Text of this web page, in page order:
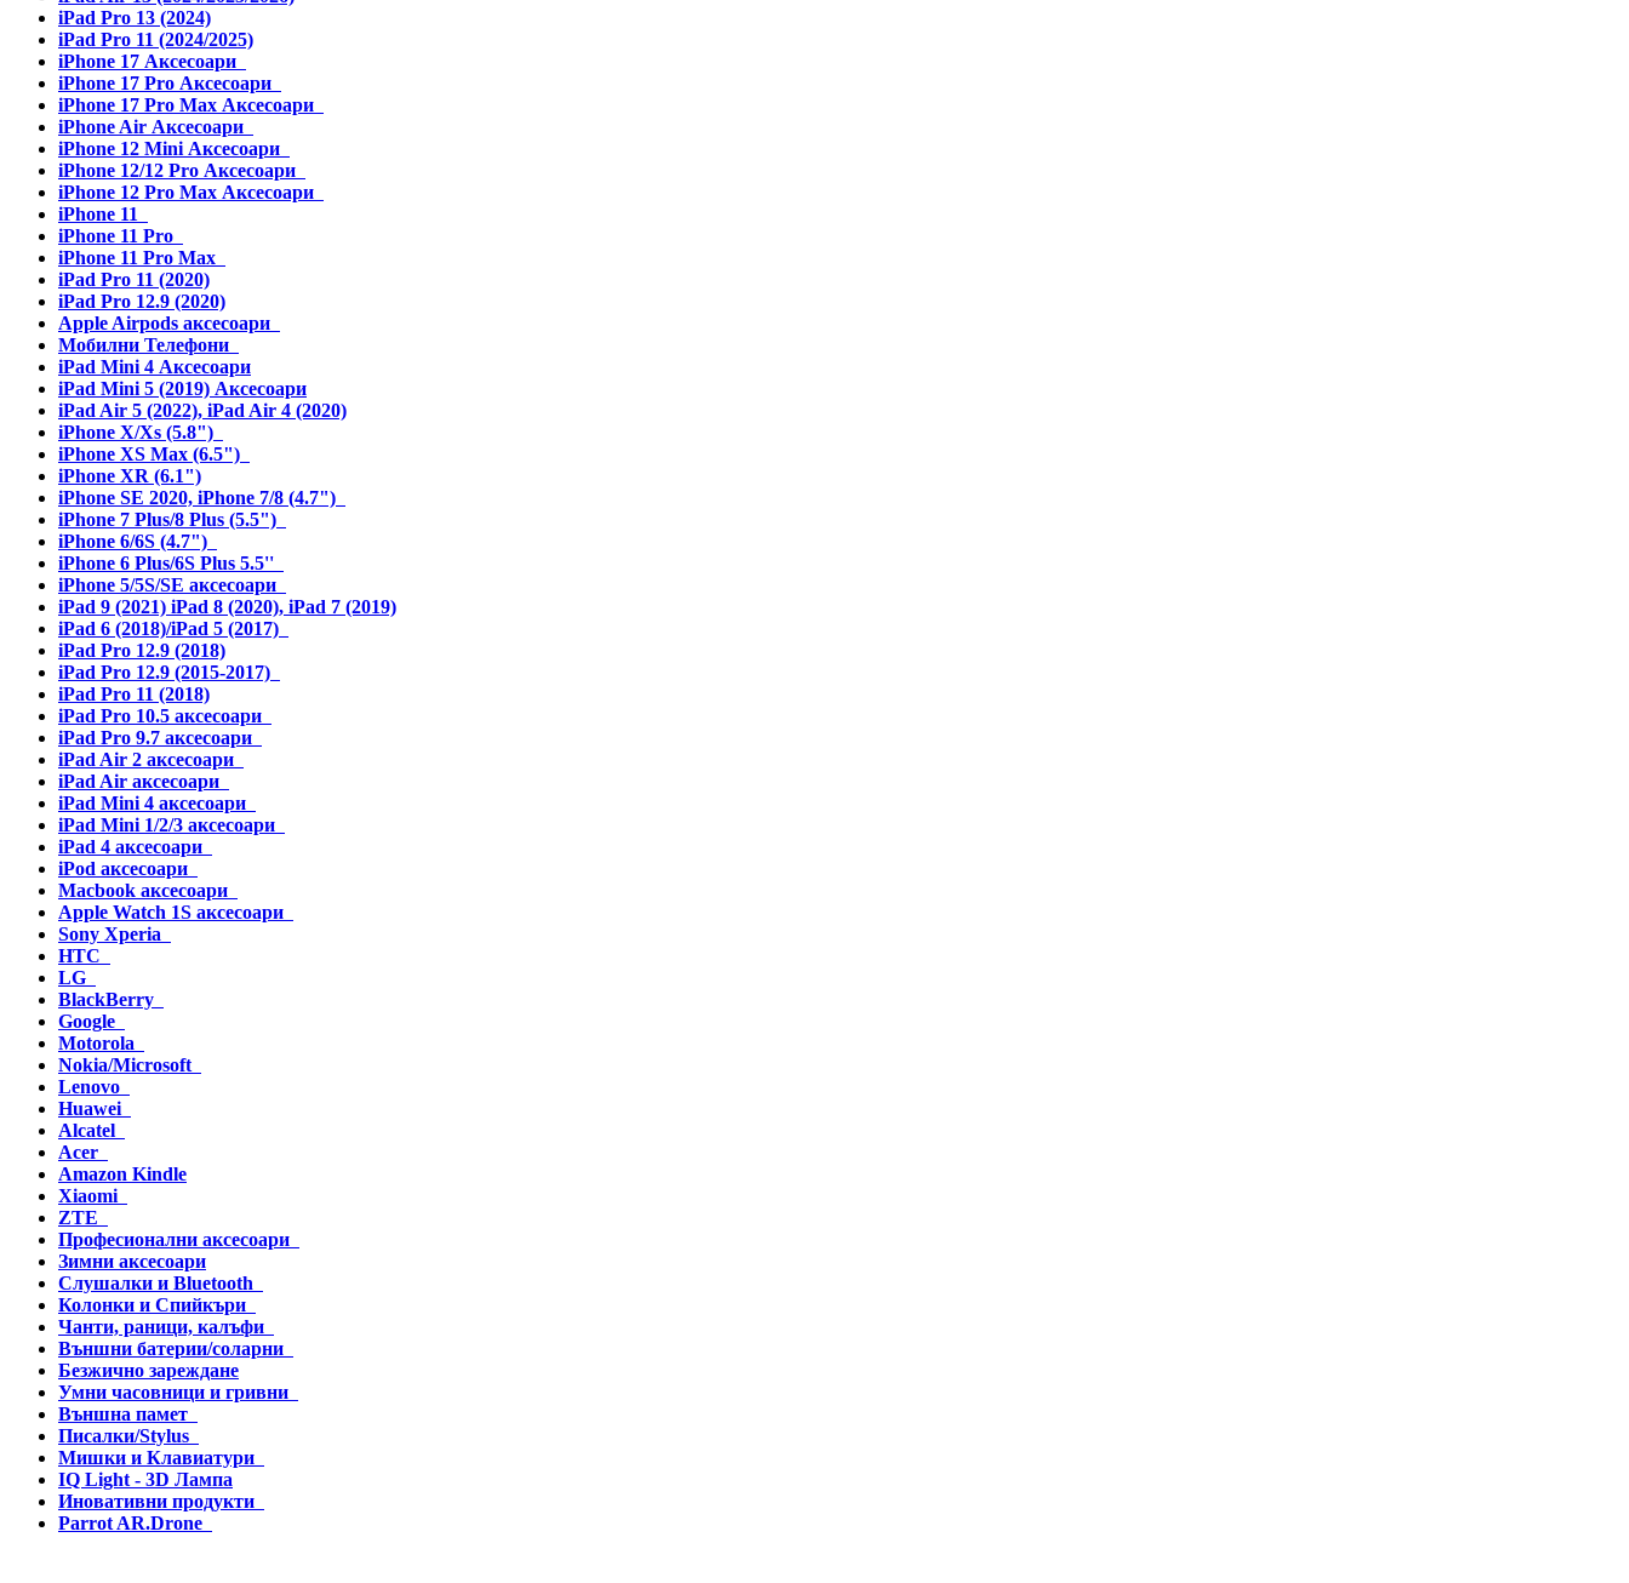
iPad Pro 13 (2024)
iPad Pro 11 (2024/2025)
iPhone 17 Аксесоари
iPhone 17 Pro Аксесоари
iPhone 17 Pro Max Аксесоари
iPhone Air Аксесоари
iPhone 12 Mini Аксесоари
iPhone 12/12 Pro Аксесоари
iPhone 12 Pro Max Аксесоари
iPhone 11
iPhone 11 Pro
iPhone 11 Pro Max
iPad Pro 11 (2020)
iPad Pro 12.9 (2020)
Apple Airpods аксесоари
Мобилни Телефони
iPad Mini 4 Аксесоари
iPad Mini 5 (2019) Аксесоари
iPad Air 5 (2022), iPad Air 4 (2020)
iPhone X/Xs (5.8")
iPhone XS Max (6.5")
iPhone XR (6.1")
iPhone SE 2020, iPhone 7/8 (4.7")
iPhone 7 Plus/8 Plus (5.5")
iPhone 6/6S (4.7")
iPhone 6 Plus/6S Plus 5.5''
iPhone 5/5S/SE аксесоари
iPad 9 (2021) iPad 8 (2020), iPad 7 (2019)
iPad 6 (2018)/iPad 5 (2017)
iPad Pro 12.9 (2018)
iPad Pro 12.9 (2015-2017)
iPad Pro 11 (2018)
iPad Pro 10.5 аксесоари
iPad Pro 9.7 аксесоари
iPad Air 2 аксесоари
iPad Air аксесоари
iPad Mini 4 аксесоари
iPad Mini 1/2/3 аксесоари
iPad 4 аксесоари
iPod аксесоари
Macbook аксесоари
Apple Watch 1S аксесоари
Sony Xperia
HTC
LG
BlackBerry
Google
Motorola
Nokia/Microsoft
Lenovo
Huawei
Alcatel
Acer
Amazon Kindle
Xiaomi
ZTE
Професионални аксесоари
Зимни аксесоари
Слушалки и Bluetooth
Колонки и Спийкъри
Чанти, раници, калъфи
Външни батерии/соларни
Безжично зареждане
Умни часовници и гривни
Външна памет
Писалки/Stylus
Мишки и Клавиатури
IQ Light - 3D Лампа
Иновативни продукти
Parrot AR.Drone